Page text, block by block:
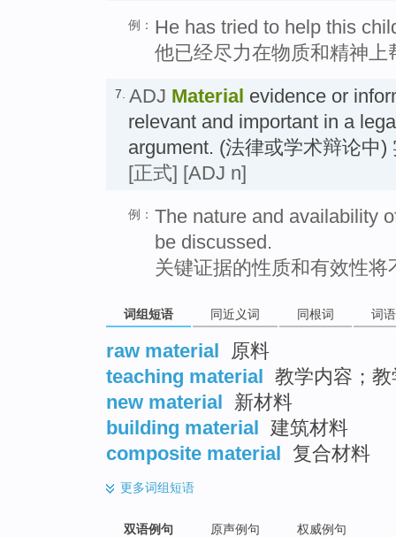
例： He has tried to help this
他已经尽力在物质和精神上
7. ADJ Material evidence or
relevant and important in a
argument. (法律或学术辩论中
[正式] [ADJ n]
例： The nature and availability
be discussed.
关键证据的性质和有效性将
词组短语 同近义词 同根词 词
raw material
原料
teaching material
教学内容；
new material
新材料
building material
建筑材料
composite material
复合材料
更多词组短语
双语例句 原声例句 权威例句